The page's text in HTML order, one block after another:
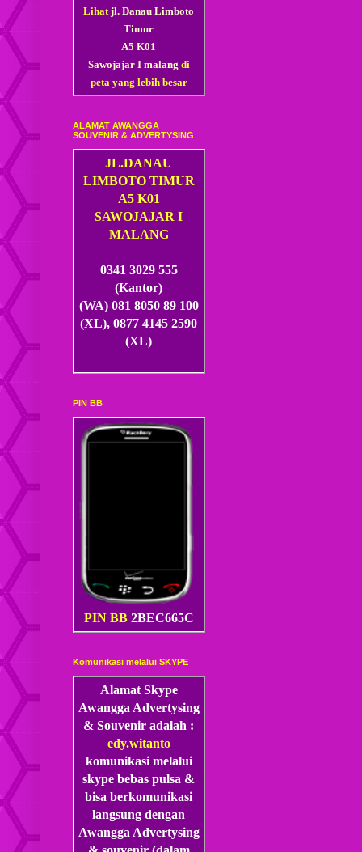
Lihatjl. Danau Limboto
Timur
A5 K01
Sawojajar I malang di
peta yang lebih besar
ALAMAT AWANGGA
SOUVENIR & ADVERTYSING
JL.DANAU
LIMBOTO TIMUR
A5 K01
SAWOJAJAR I
MALANG
0341 3029 555
(Kantor)
(WA) 081 8050 89 100
(XL), 0877 4145 2590
(XL)
PIN BB
PIN BB 2BEC665C
Komunikasi melalui SKYPE
Alamat Skype
Awangga Advertysing
& Souvenir adalah :
edy.witanto
komunikasi melalui
skype bebas pulsa &
bisa berkomunikasi
langsung dengan
Awangga Advertysing